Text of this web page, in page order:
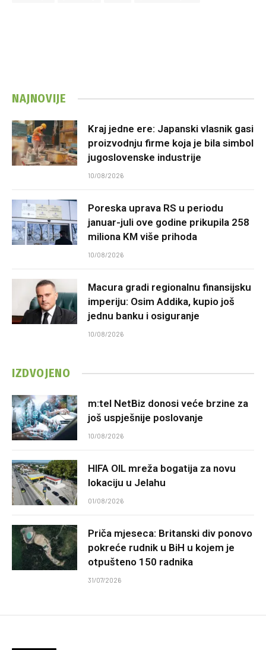
NAJNOVIJE
Kraj jedne ere: Japanski vlasnik gasi
proizvodnju firme koja je bila simbol
jugoslovenske industrije
10/08/2026
Poreska uprava RS u periodu
januar-juli ove godine prikupila 258
miliona KM više prihoda
10/08/2026
Macura gradi regionalnu finansijsku
imperiju: Osim Addika, kupio još
jednu banku i osiguranje
10/08/2026
IZDVOJENO
m:tel NetBiz donosi veće brzine za
još uspješnije poslovanje
10/08/2026
HIFA OIL mreža bogatija za novu
lokaciju u Jelahu
01/08/2026
Priča mjeseca: Britanski div ponovo
pokreće rudnik u BiH u kojem je
otpušteno 150 radnika
31/07/2026